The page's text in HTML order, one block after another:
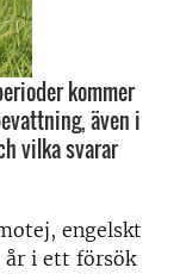
kommer
även i
vilka svarar
engelskt
år i ett försök